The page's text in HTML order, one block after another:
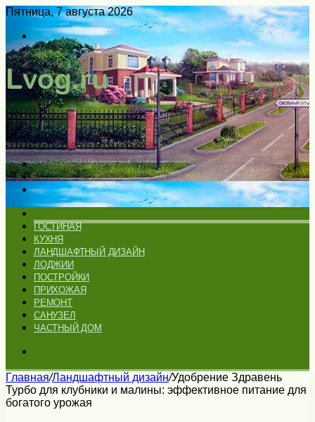
Пятница, 7 августа 2026
Войти
Switch
skin
Меню
Искать
Switch
skin
ГОСТИНАЯ
КУХНЯ
ЛАНДШАФТНЫЙ ДИЗАЙН
ЛОДЖИИ
ПОСТРОЙКИ
ПРИХОЖАЯ
РЕМОНТ
САНУЗЕЛ
ЧАСТНЫЙ ДОМ
Главная/Ландшафтный дизайн/Удобрение Здравень
Турбо для клубники и малины: эффективное питание для
богатого урожая